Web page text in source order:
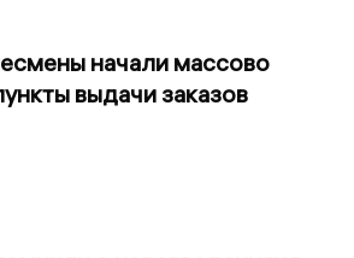
начали массово
выдачи заказов